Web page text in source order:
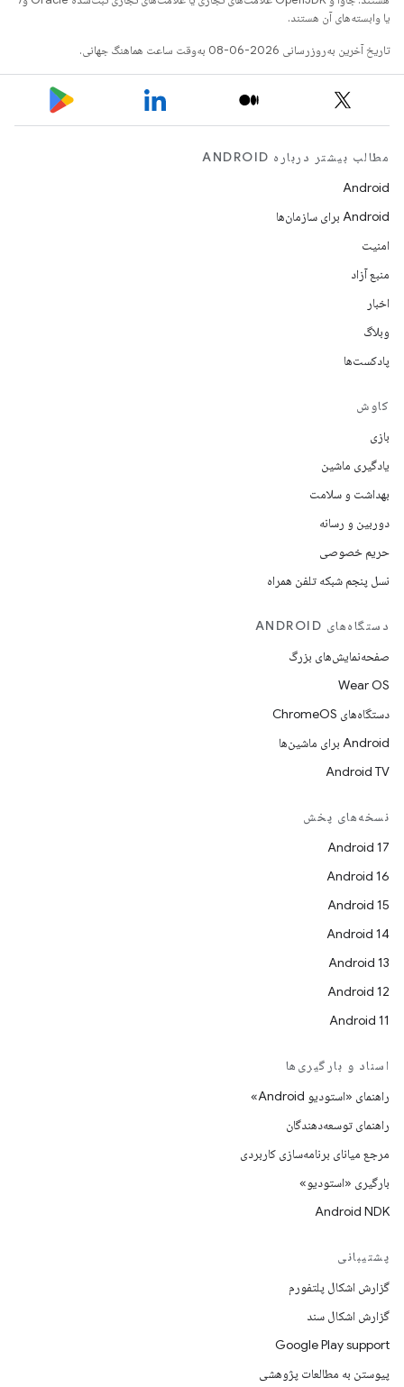
یا وابسته‌های آن هستند.
تاریخ آخرین به‌روزرسانی 2026-06-08 به‌وقت ساعت هماهنگ جهانی.
مطالب بیشتر درباره ANDROID
Android
Android برای سازمان‌ها
امنیت
منبع آزاد
اخبار
وبلاگ
پادکست‌ها
کاوش
بازی
یادگیری ماشین
بهداشت و سلامت
دوربین و رسانه
حریم خصوصی
نسل پنجم شبکه تلفن همراه
دستگاه‌های ANDROID
صفحه‌نمایش‌های بزرگ
Wear OS
دستگاه‌های ChromeOS
Android برای ماشین‌ها
Android TV
نسخه‌های پخش
Android 17
Android 16
Android 15
Android 14
Android 13
Android 12
Android 11
اسناد و بارگیری‌ها
راهنمای «استودیو Android»
راهنمای توسعه‌دهندگان
مرجع میانای برنامه‌سازی کاربردی
بارگیری «استودیو»
Android NDK
پشتیبانی
گزارش اشکال پلتفورم
گزارش اشکال سند
Google Play support
پیوستن به مطالعات پژوهشی